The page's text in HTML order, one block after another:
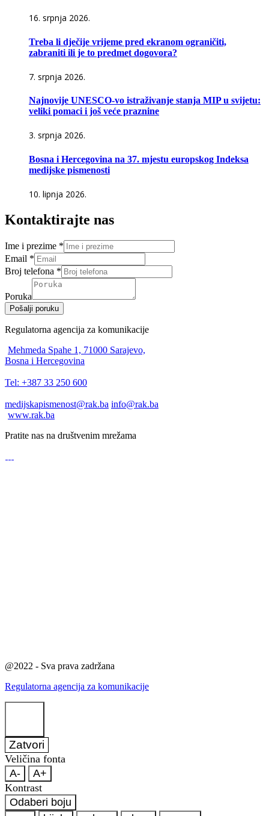
16. srpnja 2026.
Treba li dječije vrijeme pred ekranom ograničiti,
zabraniti ili je to predmet dogovora?
7. srpnja 2026.
Najnovije UNESCO-vo istraživanje stanja MIP u svijetu:
veliki pomaci i još veće praznine
3. srpnja 2026.
Bosna i Hercegovina na 37. mjestu europskog Indeksa
medijske pismenosti
10. lipnja 2026.
Kontaktirajte nas
Ime i prezime *
Email *
Broj telefona *
Poruka
Pošalji poruku
Regulatorna agencija za komunikacije
Mehmeda Spahe 1, 71000 Sarajevo,
Bosna i Hercegovina
Tel: +387 33 250 600
medijskapismenost@rak.ba info@rak.ba
www.rak.ba
Pratite nas na društvenim mrežama
@2022 - Sva prava zadržana
Regulatorna agencija za komunikacije
Zatvori
Veličina fonta
A-
A+
Kontrast
Odaberi boju